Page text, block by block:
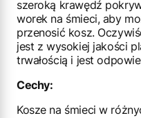
szeroką krawędź
worek na śmieci, aby
przenosić kosz.
jest z wysokiej jakości
trwałością i jest
Cechy:
Kosze na śmieci w